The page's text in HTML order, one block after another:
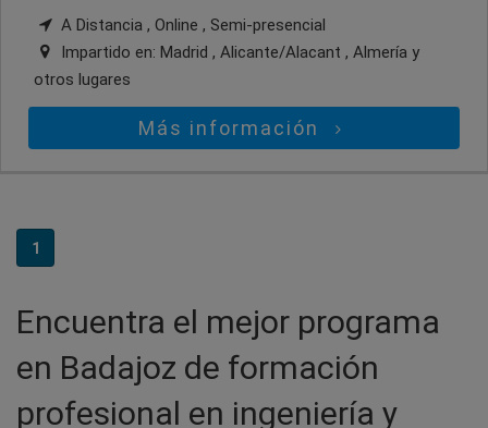
A Distancia , Online , Semi-presencial
Impartido en: Madrid , Alicante/Alacant , Almería y
otros lugares
Más información
1
Encuentra el mejor programa
en Badajoz de formación
profesional en ingeniería y